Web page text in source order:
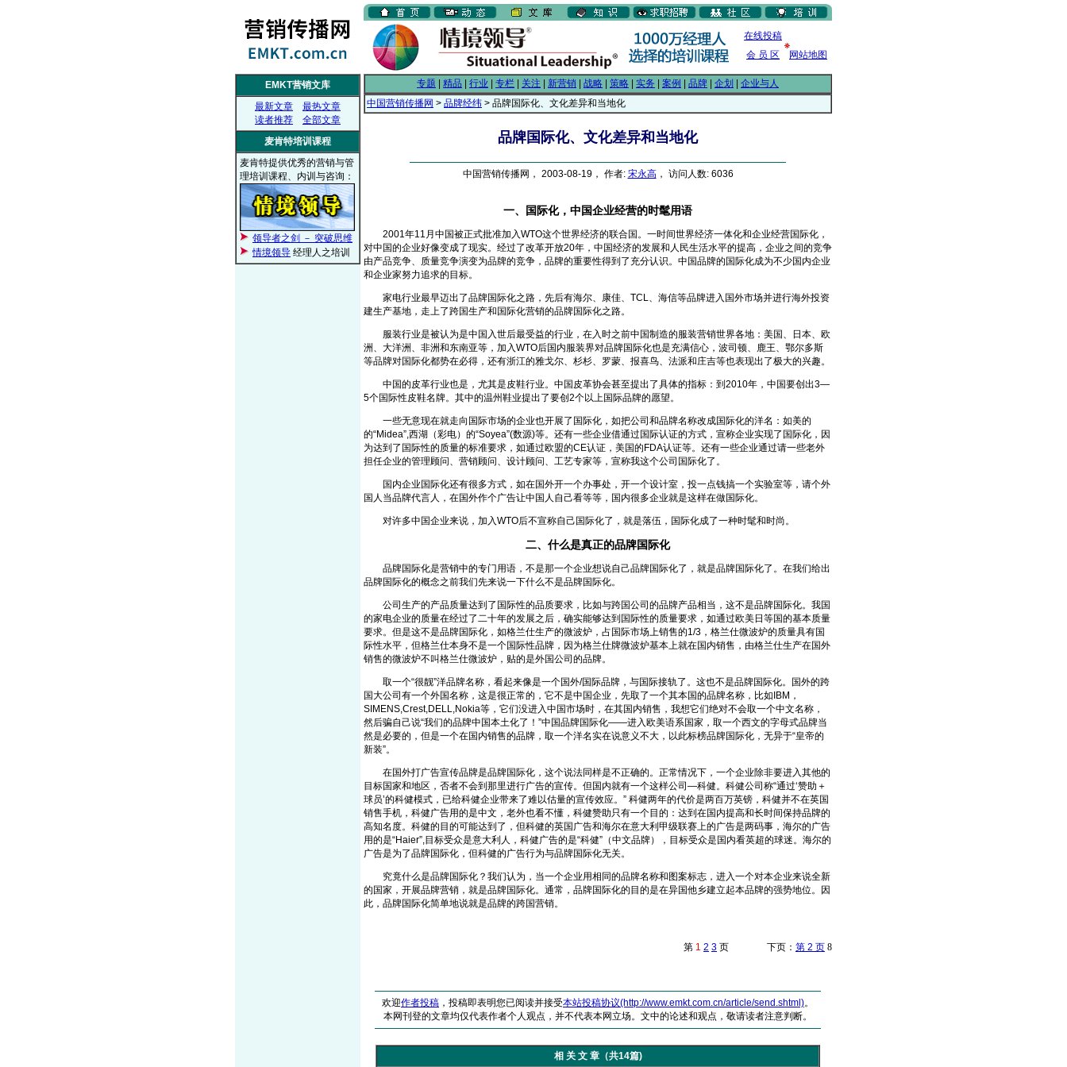
在线投稿
会 员 区
网站地图
EMKT营销文库
最新文章
最热文章
读者推荐
全部文章
麦肯特培训课程
麦肯特提供优秀的营销与管
理培训课程、内训与咨询：
领导者之剑 － 突破思维
情境领导 经理人之培训
专题 精品 行业 专栏 关注 新营销 战略 策略 实务 案例 品牌 企划
企业与人
中国营销传播网 > 品牌经纬 > 品牌国际化、文化差异和当地化
品牌国际化、文化差异和当地化
中国营销传播网， 2003-08-19， 作者: 宋永高， 访问人数: 6036
一、国际化，中国企业经营的时髦用语
2001年11月中国被正式批准加入WTO这个世界经济的联合国。一时间世界经济一体化和企业经营国际化，
对中国的企业好像变成了现实。经过了改革开放20年，中国经济的发展和人民生活水平的提高，企业之间的竞争
由产品竞争、质量竞争演变为品牌的竞争，品牌的重要性得到了充分认识。中国品牌的国际化成为不少国内企业
和企业家努力追求的目标。
家电行业最早迈出了品牌国际化之路，先后有海尔、康佳、TCL、海信等品牌进入国外市场并进行海外投资
建生产基地，走上了跨国生产和国际化营销的品牌国际化之路。
服装行业是被认为是中国入世后最受益的行业，在入时之前中国制造的服装营销世界各地：美国、日本、欧
洲、大洋洲、非洲和东南亚等，加入WTO后国内服装界对品牌国际化也是充满信心，波司顿、鹿王、鄂尔多斯
等品牌对国际化都势在必得，还有浙江的雅戈尔、杉杉、罗蒙、报喜鸟、法派和庄吉等也表现出了极大的兴趣。
中国的皮革行业也是，尤其是皮鞋行业。中国皮革协会甚至提出了具体的指标：到2010年，中国要创出3—
5个国际性皮鞋名牌。其中的温州鞋业提出了要创2个以上国际品牌的愿望。
一些无意现在就走向国际市场的企业也开展了国际化，如把公司和品牌名称改成国际化的洋名：如美的
的“Midea”,西湖（彩电）的“Soyea”(数源)等。还有一些企业借通过国际认证的方式，宣称企业实现了国际化，因
为达到了国际性的质量的标准要求，如通过欧盟的CE认证，美国的FDA认证等。还有一些企业通过请一些老外
担任企业的管理顾问、营销顾问、设计顾问、工艺专家等，宣称我这个公司国际化了。
国内企业国际化还有很多方式，如在国外开一个办事处，开一个设计室，投一点钱搞一个实验室等，请个外
国人当品牌代言人，在国外作个广告让中国人自己看等等，国内很多企业就是这样在做国际化。
对许多中国企业来说，加入WTO后不宣称自己国际化了，就是落伍，国际化成了一种时髦和时尚。
二、什么是真正的品牌国际化
品牌国际化是营销中的专门用语，不是那一个企业想说自己品牌国际化了，就是品牌国际化了。在我们给出
品牌国际化的概念之前我们先来说一下什么不是品牌国际化。
公司生产的产品质量达到了国际性的品质要求，比如与跨国公司的品牌产品相当，这不是品牌国际化。我国
的家电企业的质量在经过了二十年的发展之后，确实能够达到国际性的质量要求，如通过欧美日等国的基本质量
要求。但是这不是品牌国际化，如格兰仕生产的微波炉，占国际市场上销售的1/3，格兰仕微波炉的质量具有国
际性水平，但格兰仕本身不是一个国际性品牌，因为格兰仕牌微波炉基本上就在国内销售，由格兰仕生产在国外
销售的微波炉不叫格兰仕微波炉，贴的是外国公司的品牌。
取一个“很靓”洋品牌名称，看起来像是一个国外/国际品牌，与国际接轨了。这也不是品牌国际化。国外的跨
国大公司有一个外国名称，这是很正常的，它不是中国企业，先取了一个其本国的品牌名称，比如IBM，
SIMENS,Crest,DELL,Nokia等，它们没进入中国市场时，在其国内销售，我想它们绝对不会取一个中文名称，
然后骗自己说“我们的品牌中国本土化了！”中国品牌国际化——进入欧美语系国家，取一个西文的字母式品牌当
然是必要的，但是一个在国内销售的品牌，取一个洋名实在说意义不大，以此标榜品牌国际化，无异于“皇帝的
新装”。
在国外打广告宣传品牌是品牌国际化，这个说法同样是不正确的。正常情况下，一个企业除非要进入其他的
目标国家和地区，否者不会到那里进行广告的宣传。但国内就有一个这样公司—科健。科健公司称“通过‘赞助＋
球员’的科健模式，已给科健企业带来了难以估量的宣传效应。” 科健两年的代价是两百万英镑，科健并不在英国
销售手机，科健广告用的是中文，老外也看不懂，科健赞助只有一个目的：达到在国内提高和长时间保持品牌的
高知名度。科健的目的可能达到了，但科健的英国广告和海尔在意大利甲级联赛上的广告是两码事，海尔的广告
用的是“Haier”,目标受众是意大利人，科健广告的是“科健”（中文品牌），目标受众是国内看英超的球迷。海尔的
广告是为了品牌国际化，但科健的广告行为与品牌国际化无关。
究竟什么是品牌国际化？我们认为，当一个企业用相同的品牌名称和图案标志，进入一个对本企业来说全新
的国家，开展品牌营销，就是品牌国际化。通常，品牌国际化的目的是在异国他乡建立起本品牌的强势地位。因
此，品牌国际化简单地说就是品牌的跨国营销。
第 1 2 3 页 下页： 第 2 页 8
欢迎作者投稿 ，投稿即表明您已阅读并接受本站投稿协议(http://www.emkt.com.cn/article/send.shtml)。
本网刊登的文章均仅代表作者个人观点，并不代表本网立场。文中的论述和观点，敬请读者注意判断。
相 关 文 章（共14篇)